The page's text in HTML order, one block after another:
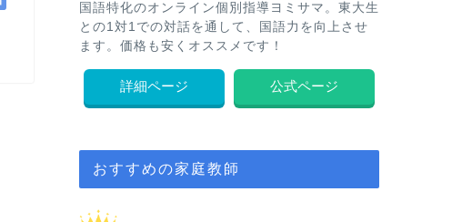
国語特化のオンライン個別指導ヨミサマ。東大生
との1対1での対話を通して、国語力を向上させ
ます。価格も安くオススメです！
詳細ページ 公式ページ
おすすめの家庭教師